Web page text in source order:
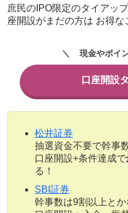
庶民のIPO限定のタイアッ
座開設がまだの方は お得
口座開設
現金やポイ
松井証券
抽選資金不要で幹事
口座開設+条件達成で
る！
SBI証券
幹事数は9割以上とか